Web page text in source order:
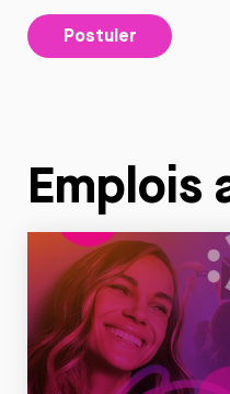
Postuler
Emplois